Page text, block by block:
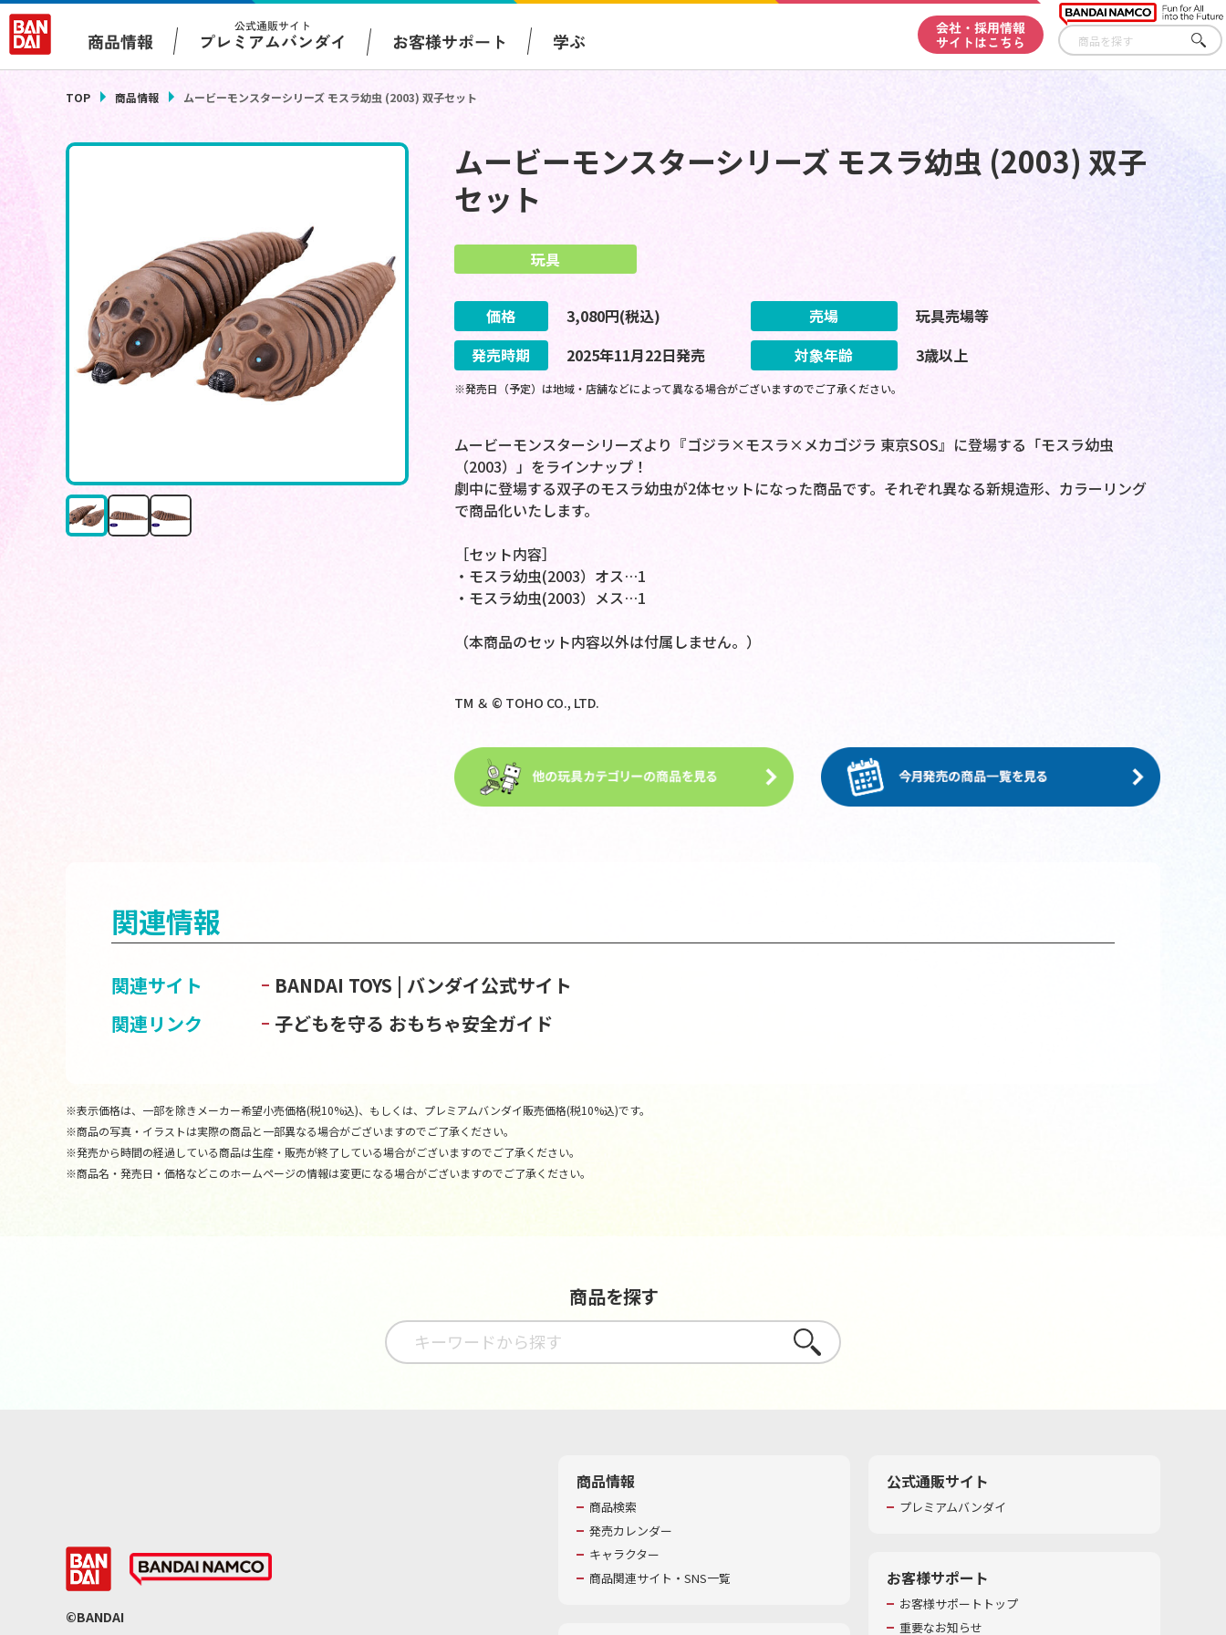
商品情報
公式通販サイト
プレミアムバンダイ お客様サポート 学ぶ
会社・採用情報
サイトはこちら
さが
す
TOP 商品情報 ムービーモンスターシリーズ モスラ幼虫 (2003) 双子セット
ムービーモンスターシリーズ モスラ幼虫 (2003) 双子
セット
玩具
価格 3,080円(税込) 売場
玩具売場等
発売時期
2025年11月22日発売 対象年齢 3歳以上
※発売日（予定）は地域・店舗などによって異なる場合がございますのでご了承ください。
ムービーモンスターシリーズより『ゴジラ×モスラ×メカゴジラ 東京SOS』に登場する「モスラ幼虫
（2003）」をラインナップ！
劇中に登場する双子のモスラ幼虫が2体セットになった商品です。それぞれ異なる新規造形、カラーリング
で商品化いたします。
［セット内容］
・モスラ幼虫(2003）オス…1
・モスラ幼虫(2003）メス…1
（本商品のセット内容以外は付属しません。）
TM ＆ © TOHO CO., LTD.
関連情報
関連サイト
BANDAI TOYS | バンダイ公式サイト
関連リンク
子どもを守る おもちゃ安全ガイド
※表示価格は、一部を除きメーカー希望小売価格(税10%込)、もしくは、プレミアムバンダイ販売価格(税10%込)です。
※商品の写真・イラストは実際の商品と一部異なる場合がございますのでご了承ください。
※発売から時間の経過している商品は生産・販売が終了している場合がございますのでご了承ください。
※商品名・発売日・価格などこのホームページの情報は変更になる場合がございますのでご了承ください。
商品を探す
さがす
©BANDAI
商品情報
商品検索
発売カレンダー
キャラクター
商品関連サイト・SNS一覧
公式通販サイト
プレミアムバンダイ
お客様サポート
お客様サポートトップ
重要なお知らせ